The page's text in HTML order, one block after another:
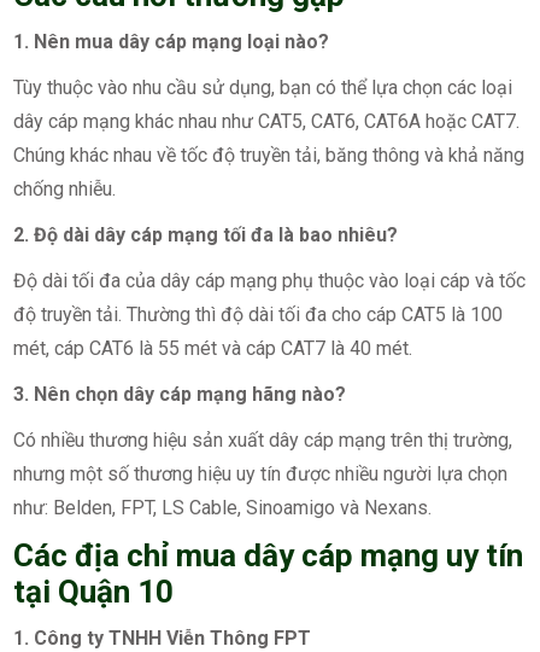
1. Nên mua dây cáp mạng loại nào?
Tùy thuộc vào nhu cầu sử dụng, bạn có thể lựa chọn các loại
dây cáp mạng khác nhau như CAT5, CAT6, CAT6A hoặc CAT7.
Chúng khác nhau về tốc độ truyền tải, băng thông và khả năng
chống nhiễu.
2. Độ dài dây cáp mạng tối đa là bao nhiêu?
Độ dài tối đa của dây cáp mạng phụ thuộc vào loại cáp và tốc
độ truyền tải. Thường thì độ dài tối đa cho cáp CAT5 là 100
mét, cáp CAT6 là 55 mét và cáp CAT7 là 40 mét.
3. Nên chọn dây cáp mạng hãng nào?
Có nhiều thương hiệu sản xuất dây cáp mạng trên thị trường,
nhưng một số thương hiệu uy tín được nhiều người lựa chọn
như: Belden, FPT, LS Cable, Sinoamigo và Nexans.
Các địa chỉ mua dây cáp mạng uy tín
tại Quận 10
1. Công ty TNHH Viễn Thông FPT